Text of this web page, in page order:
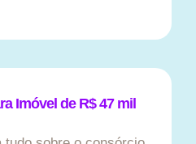
Imóvel de R$ 47 mil